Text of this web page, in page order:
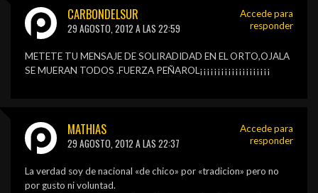
CARBONDELSUR
29 AGOSTO, 2012 A LAS 22:59
METETE TU MENSAJE DE SOLIRADIDAD EN EL ORTO,OJALA
SE MUERAN TODOS .FUERZA PEÑAROL¡¡¡¡¡¡¡¡¡¡¡¡¡¡¡¡¡¡¡¡
Accede para
responder
MATHIAS
29 AGOSTO, 2012 A LAS 22:37
La verdad soy de nacional «de chico» por «tradicion» pero no
por gusto ni voluntad.
Accede para
responder